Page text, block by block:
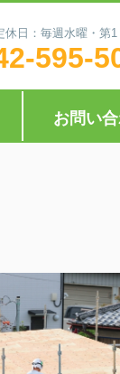
日：毎週水曜・第1
595-
お問い